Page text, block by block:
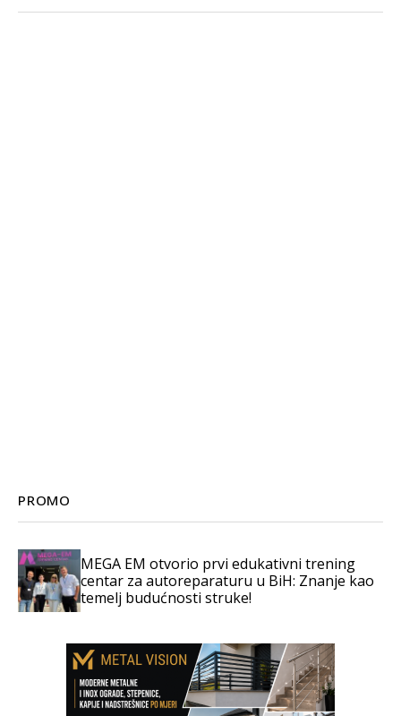
PROMO
MEGA EM otvorio prvi edukativni trening
centar za autoreparaturu u BiH: Znanje kao
temelj budućnosti struke!